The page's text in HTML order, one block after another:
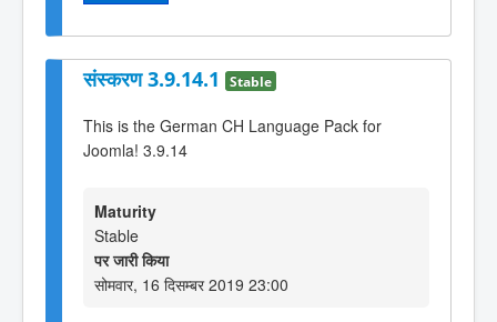
संस्करण 3.9.14.1 Stable
This is the German CH Language Pack for
Joomla! 3.9.14
Maturity
Stable
पर जारी किया
सोमवार, 16 दिसम्बर 2019 23:00